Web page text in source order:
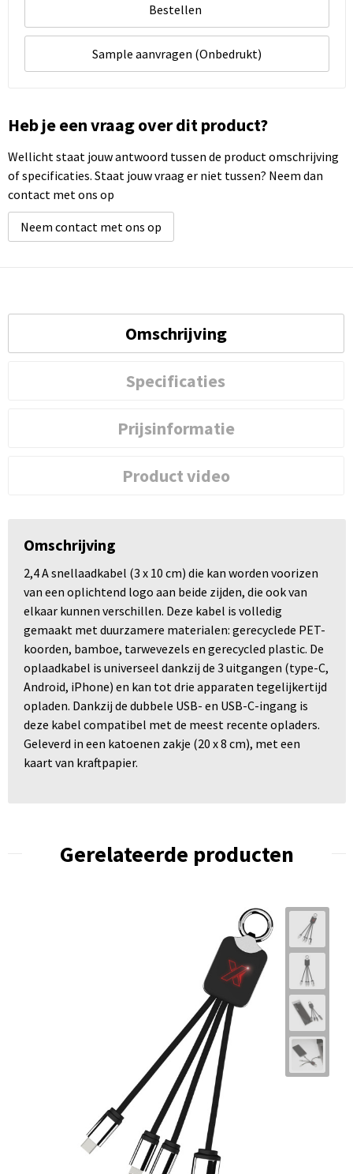
Bestellen
Sample aanvragen (Onbedrukt)
Heb je een vraag over dit product?
Wellicht staat jouw antwoord tussen de product omschrijving
of specificaties. Staat jouw vraag er niet tussen? Neem dan
contact met ons op
Neem contact met ons op
Omschrijving
Specificaties
Prijsinformatie
Product video
Omschrijving
2,4 A snellaadkabel (3 x 10 cm) die kan worden voorizen
van een oplichtend logo aan beide zijden, die ook van
elkaar kunnen verschillen. Deze kabel is volledig
gemaakt met duurzamere materialen: gerecyclede PET-
koorden, bamboe, tarwevezels en gerecycled plastic. De
oplaadkabel is universeel dankzij de 3 uitgangen (type-C,
Android, iPhone) en kan tot drie apparaten tegelijkertijd
opladen. Dankzij de dubbele USB- en USB-C-ingang is
deze kabel compatibel met de meest recente opladers.
Geleverd in een katoenen zakje (20 x 8 cm), met een
kaart van kraftpapier.
Gerelateerde producten